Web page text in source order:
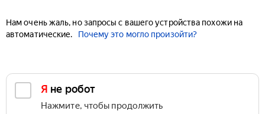
Нам очень жаль, но запросы с вашего устройства похожи на
автоматические.
Почему это могло произойти?
Я не робот
Нажмите, чтобы продолжить